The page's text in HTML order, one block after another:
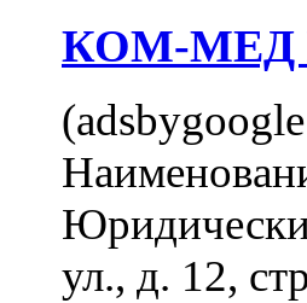
КОМ-МЕД
ул., д. 12,